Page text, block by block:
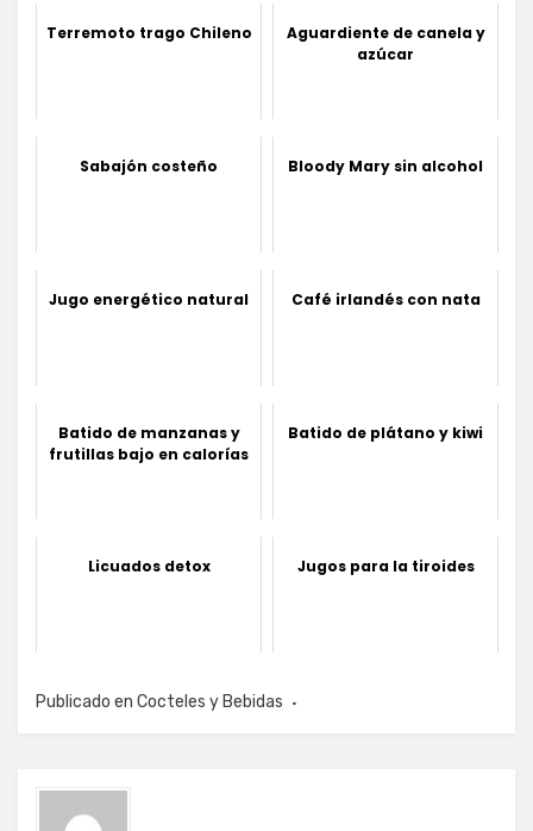
Terremoto trago Chileno
Aguardiente de canela y
azúcar
Sabajón costeño Bloody Mary sin alcohol
Jugo energético natural Café irlandés con nata
Batido de manzanas y
frutillas bajo en calorías
Batido de plátano y kiwi
Licuados detox Jugos para la tiroides
Publicado en Cocteles y Bebidas